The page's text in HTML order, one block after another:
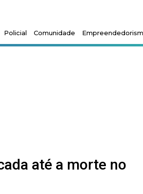
Policial Comunidade
até a morte no